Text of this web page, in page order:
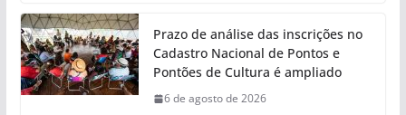
Prazo de análise das inscrições no
Cadastro Nacional de Pontos e
Pontões de Cultura é ampliado
6 de agosto de 2026